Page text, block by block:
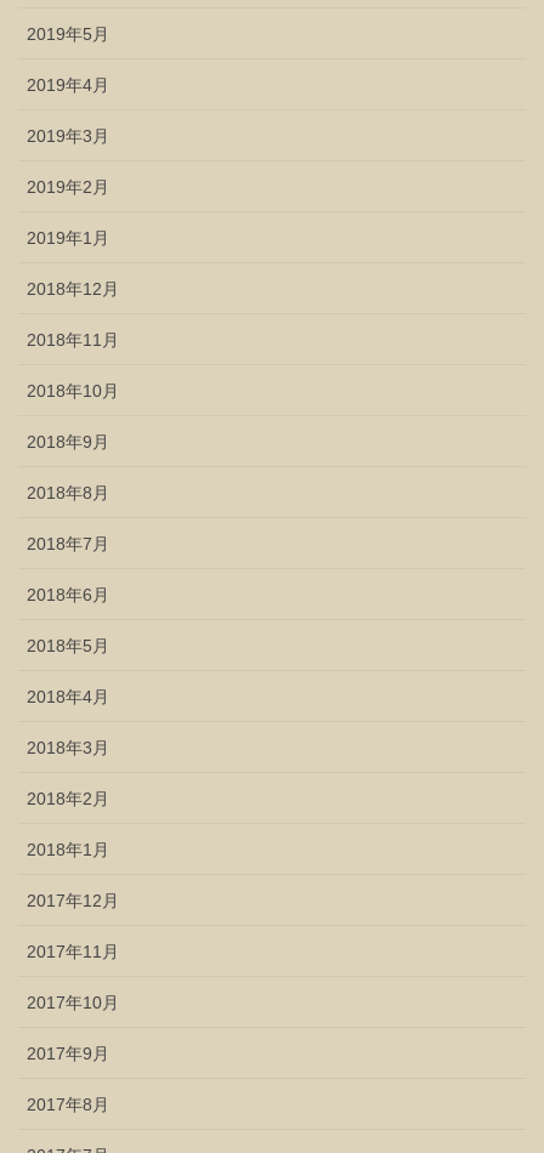
2019年5月
2019年4月
2019年3月
2019年2月
2019年1月
2018年12月
2018年11月
2018年10月
2018年9月
2018年8月
2018年7月
2018年6月
2018年5月
2018年4月
2018年3月
2018年2月
2018年1月
2017年12月
2017年11月
2017年10月
2017年9月
2017年8月